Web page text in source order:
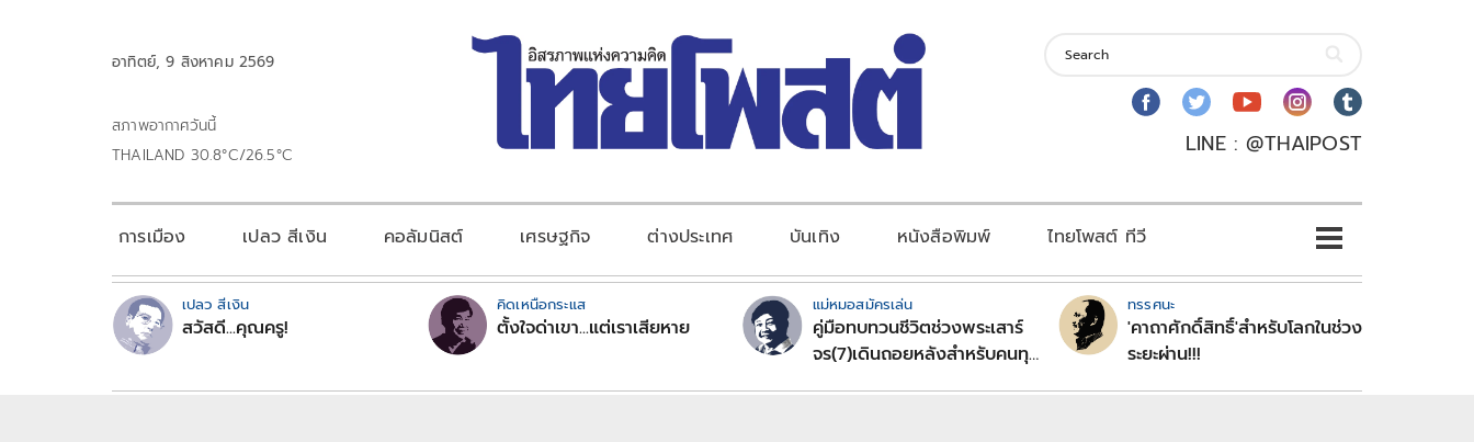
อาทิตย์, 9 สิงหาคม 2569
สภาพอากาศวันนี้
THAILAND 30.8°C/26.5°C
LINE : @THAIPOST
การเมือง เปลว สีเงิน คอลัมนิสต์ เศรษฐกิจ ต่างประเทศ บันเทิง หนังสือพิมพ์ ไทยโพสต์ ทีวี
เปลว สีเงิน
สวัสดี...คุณครู!
คิดเหนือกระแส
ตั้งใจด่าเขา...แต่เราเสียหาย
แม่หมอสมัครเล่น
คู่มือทบทวนชีวิตช่วงพระเสาร์
จร(7)เดินถอยหลังสำหรับคนทุก
ทรรศนะ
'คาถาศักดิ์สิทธิ์'สำหรับโลกในช่วง
ระยะผ่าน!!!